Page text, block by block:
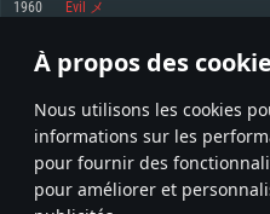
À propos des
Nous utilisons les cookies
informations sur les
pour fournir des
pour améliorer et
1060 et plus, Radeon RX 570 et plus.
Disque dur: 75.9 Go (client complet)
Carte graphique: Radeon Vega II ou
Disque dur: 62,2 Go (client complet)
Carte graphique: NVIDIA 1060 avec
6 mois et supportant Vulkan
Connection: Connexion Internet à
Disque dur: 60,2 Go (client complet)
1960 Evil メ
* Classement mis à jour quotidiennement
97 98